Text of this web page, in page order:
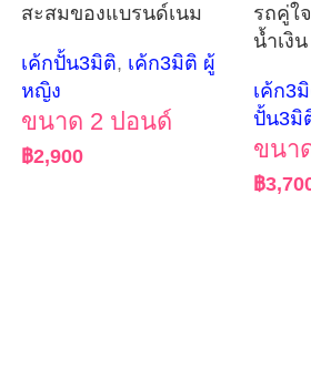
สะสมของแบรนด์เนม
เค้กปั้น3มิติ, เค้ก3มิติ ผู้
หญิง
ขนาด 2 ปอนด์
฿2,900
รถคู่ใ
น้ำเงิน
เค้ก3
ปั้น3มิ
ขนา
฿